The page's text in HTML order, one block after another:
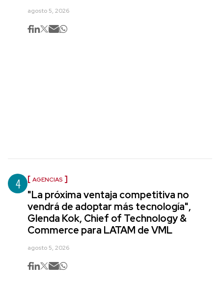
agosto 5, 2026
4 AGENCIAS
"La próxima ventaja competitiva no
vendrá de adoptar más tecnología",
Glenda Kok, Chief of Technology &
Commerce para LATAM de VML
agosto 5, 2026